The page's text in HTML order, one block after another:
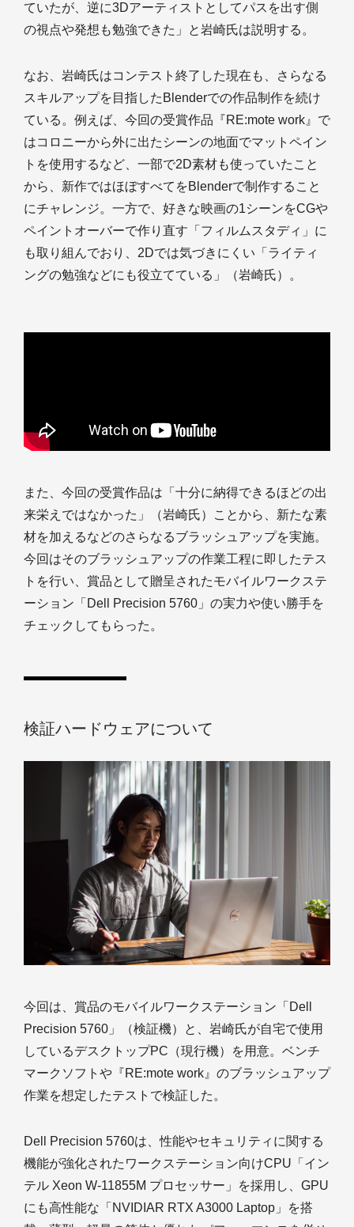
ていたが、逆に3Dアーティストとしてパスを出す側
の視点や発想も勉強できた」と岩崎氏は説明する。
なお、岩崎氏はコンテスト終了した現在も、さらなる
スキルアップを目指したBlenderでの作品制作を続け
ている。例えば、今回の受賞作品『RE:mote work』で
はコロニーから外に出たシーンの地面でマットペイン
トを使用するなど、一部で2D素材も使っていたこと
から、新作ではほぼすべてをBlenderで制作すること
にチャレンジ。一方で、好きな映画の1シーンをCGや
ペイントオーバーで作り直す「フィルムスタディ」に
も取り組んでおり、2Dでは気づきにくい「ライティ
ングの勉強などにも役立てている」（岩崎氏）。
また、今回の受賞作品は「十分に納得できるほどの出
来栄えではなかった」（岩崎氏）ことから、新たな素
材を加えるなどのさらなるブラッシュアップを実施。
今回はそのブラッシュアップの作業工程に即したテス
トを行い、賞品として贈呈されたモバイルワークステ
ーション「Dell Precision 5760」の実力や使い勝手を
チェックしてもらった。
検証ハードウェアについて
今回は、賞品のモバイルワークステーション「Dell
Precision 5760」（検証機）と、岩崎氏が自宅で使用
しているデスクトップPC（現行機）を用意。ベンチ
マークソフトや『RE:mote work』のブラッシュアップ
作業を想定したテストで検証した。
Dell Precision 5760は、性能やセキュリティに関する
機能が強化されたワークステーション向けCPU「イン
テル Xeon W-11855M プロセッサー」を採用し、GPU
にも高性能な「NVIDIAR RTX A3000 Laptop」を搭